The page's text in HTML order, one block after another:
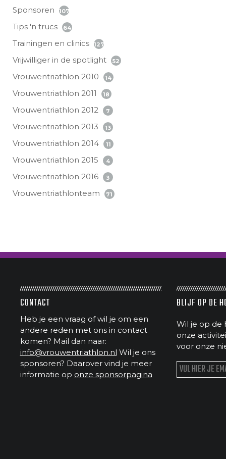
Sponsoren 107
Tips 'n trucs 64
Trainingen en clinics 127
Vrijwilliger in de spotlight 52
Vrouwentriathlon 2010 14
Vrouwentriathlon 2011 18
Vrouwentriathlon 2012 7
Vrouwentriathlon 2013 13
Vrouwentriathlon 2014 11
Vrouwentriathlon 2015 4
Vrouwentriathlon 2016 3
Vrouwentriathlonteam 71
CONTACT
Heb je een vraag of wil je om een
andere reden met ons in contact
komen? Mail dan naar:
info@vrouwentriathlon.nl Wil je ons
sponsoren? Daarover vind je meer
informatie op onze sponsorpagina
BLIJF OP DE
Wil je op de
onze
voor onze